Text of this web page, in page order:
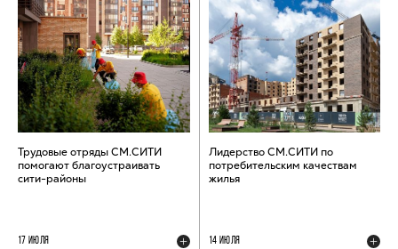
Трудовые отряды СМ.СИТИ
помогают благоустраивать
сити-районы
17 ИЮЛЯ
Лидерство СМ.СИТИ по
потребительским качествам
жилья
14 ИЮЛЯ